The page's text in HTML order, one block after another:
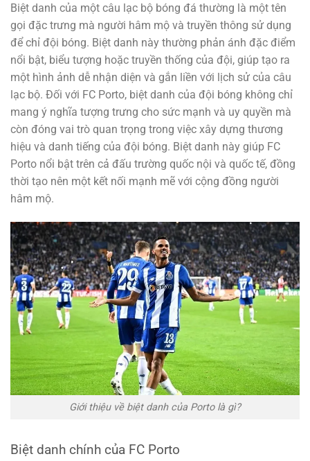
Biệt danh của một câu lạc bộ bóng đá thường là một tên
gọi đặc trưng mà người hâm mộ và truyền thông sử dụng
để chỉ đội bóng. Biệt danh này thường phản ánh đặc điểm
nổi bật, biểu tượng hoặc truyền thống của đội, giúp tạo ra
một hình ảnh dễ nhận diện và gắn liền với lịch sử của câu
lạc bộ. Đối với FC Porto, biệt danh của đội bóng không chỉ
mang ý nghĩa tượng trưng cho sức mạnh và uy quyền mà
còn đóng vai trò quan trọng trong việc xây dựng thương
hiệu và danh tiếng của đội bóng. Biệt danh này giúp FC
Porto nổi bật trên cả đấu trường quốc nội và quốc tế, đồng
thời tạo nên một kết nối mạnh mẽ với cộng đồng người
hâm mộ.
Giới thiệu về biệt danh của Porto là gì?
Biệt danh chính của FC Porto